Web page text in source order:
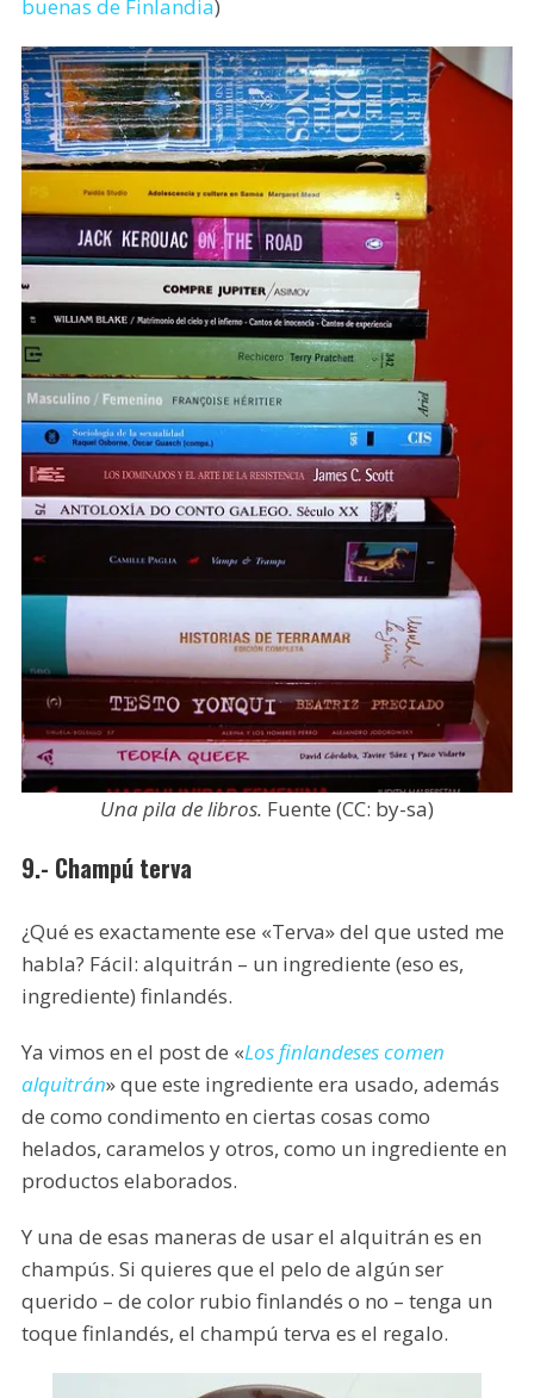
buenas de Finlandia)
Una pila de libros. Fuente (CC: by-sa)
9.- Champú terva
¿Qué es exactamente ese «Terva» del que usted me
habla? Fácil: alquitrán – un ingrediente (eso es,
ingrediente) finlandés.
Ya vimos en el post de «Los finlandeses comen
alquitrán» que este ingrediente era usado, además
de como condimento en ciertas cosas como
helados, caramelos y otros, como un ingrediente en
productos elaborados.
Y una de esas maneras de usar el alquitrán es en
champús. Si quieres que el pelo de algún ser
querido – de color rubio finlandés o no – tenga un
toque finlandés, el champú terva es el regalo.